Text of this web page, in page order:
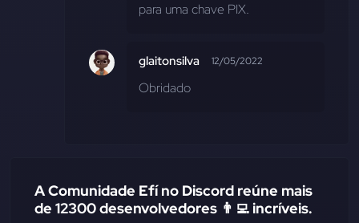
para uma chave PIX.
glaitonsilva 12/05/2022
Obridado
A Comunidade Efí no Discord reúne mais
de 12300 desenvolvedores 👨‍💻 incríveis.